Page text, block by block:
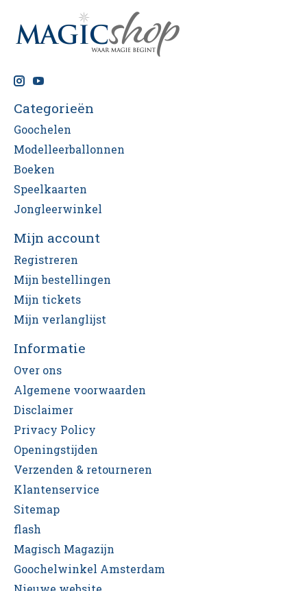
Categorieën
Goochelen
Modelleerballonnen
Boeken
Speelkaarten
Jongleerwinkel
Mijn account
Registreren
Mijn bestellingen
Mijn tickets
Mijn verlanglijst
Informatie
Over ons
Algemene voorwaarden
Disclaimer
Privacy Policy
Openingstijden
Verzenden & retourneren
Klantenservice
Sitemap
flash
Magisch Magazijn
Goochelwinkel Amsterdam